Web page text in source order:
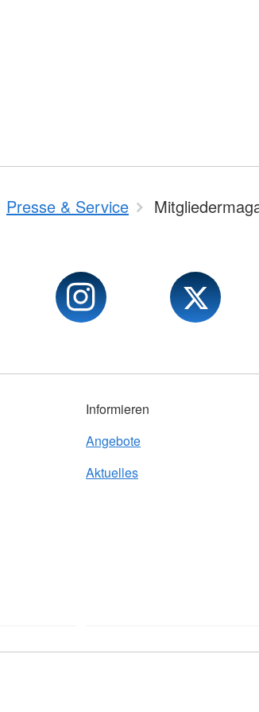
Presse & Service
Informieren
Angebote
Aktuelles